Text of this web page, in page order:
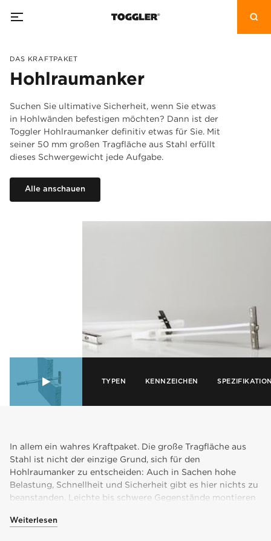
DAS KRAFTPAKET
Hohlraumanker
Suchen Sie ultimative Sicherheit, wenn Sie etwas
in Hohlwänden befestigen möchten? Dann ist der
Toggler Hohlraumanker definitiv etwas für Sie. Mit
seiner 50 mm großen Tragfläche aus Stahl erfüllt
dieses Schwergewicht jede Aufgabe.
Alle anschauen
TYPEN KENNZEICHEN
In allem ein wahres Kraftpaket. Die große Tragfläche aus
Stahl ist nicht der einzige Grund, sich für den
Hohlraumanker zu entscheiden: Auch in Sachen hohe
Belastung, Schnellheit und Sicherheit gibt es hier nichts zu
beanstanden. Leichte bis schwere Gegenstände montieren
oder Wand. Der Anker hat die Aufgabe, Ihnen zu helfen.
Weiterlesen